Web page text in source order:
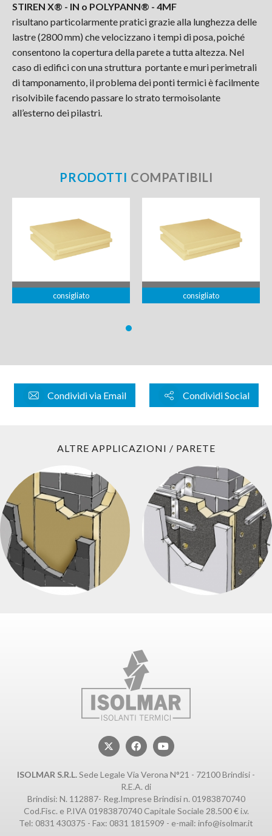
STIREN X® - IN o POLYPANN® - 4MF
risultano particolarmente pratici grazie alla lunghezza delle
lastre (2800 mm) che velocizzano i tempi di posa, poiché
consentono la copertura della parete a tutta altezza. Nel
caso di edifici con una struttura portante e muri perimetrali
di tamponamento, il problema dei ponti termici è facilmente
risolvibile facendo passare lo strato termoisolante
all’esterno dei pilastri.
PRODOTTI COMPATIBILI
consigliato consigliato
Condividi via Email Condividi Social
ALTRE APPLICAZIONI / PARETE
ISOLMAR S.R.L.Sede Legale Via Verona N°21 - 72100 Brindisi -
R.E.A. di
Brindisi: N. 112887- Reg.Imprese Brindisi n. 01983870740
Cod.Fisc. e P.IVA 01983870740 Capitale Sociale 28.500 € i.v.
Tel: 0831 430375 - Fax: 0831 1815909 - e-mail: info@isolmar.it